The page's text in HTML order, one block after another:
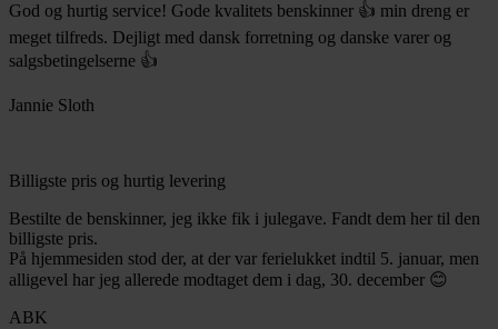
God og hurtig service! Gode kvalitets benskinner 👍 min dreng er
meget tilfreds. Dejligt med dansk forretning og danske varer og
salgsbetingelserne 👍
Jannie Sloth
Billigste pris og hurtig levering
Bestilte de benskinner, jeg ikke fik i julegave. Fandt dem her til den
billigste pris.
På hjemmesiden stod der, at der var ferielukket indtil 5. januar, men
alligevel har jeg allerede modtaget dem i dag, 30. december 😊
ABK